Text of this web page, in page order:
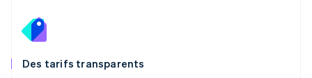
Des tarifs transparents
Pays-Bas
Nederlands
English